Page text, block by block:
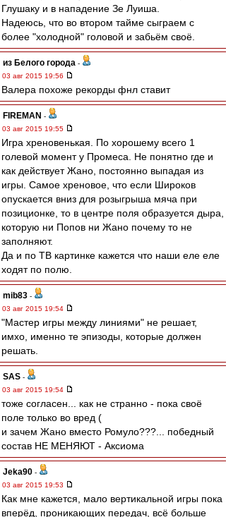
Глушаку и в нападение Зе Луиша.
Надеюсь, что во втором тайме сыграем с
более "холодной" головой и забьём своё.
из Белого города -
03 авг 2015 19:56
Валера похоже рекорды фнл ставит
FIREMAN -
03 авг 2015 19:55
Игра хреновенькая. По хорошему всего 1
голевой момент у Промеса. Не понятно где и
как действует Жано, постоянно выпадая из
игры. Самое хреновое, что если Широков
опускается вниз для розыгрыша мяча при
позиционке, то в центре поля образуется дыра,
которую ни Попов ни Жано почему то не
заполняют.
Да и по ТВ картинке кажется что наши еле еле
ходят по полю.
mib83 -
03 авг 2015 19:54
"Мастер игры между линиями" не решает,
имхо, именно те эпизоды, которые должен
решать.
SAS -
03 авг 2015 19:54
тоже согласен... как не странно - пока своё
поле только во вред (
и зачем Жано вместо Ромуло???... победный
состав НЕ МЕНЯЮТ - Аксиома
Jeka90 -
03 авг 2015 19:53
Как мне кажется, мало вертикальной игры пока
вперёд, проникающих передач, всё больше